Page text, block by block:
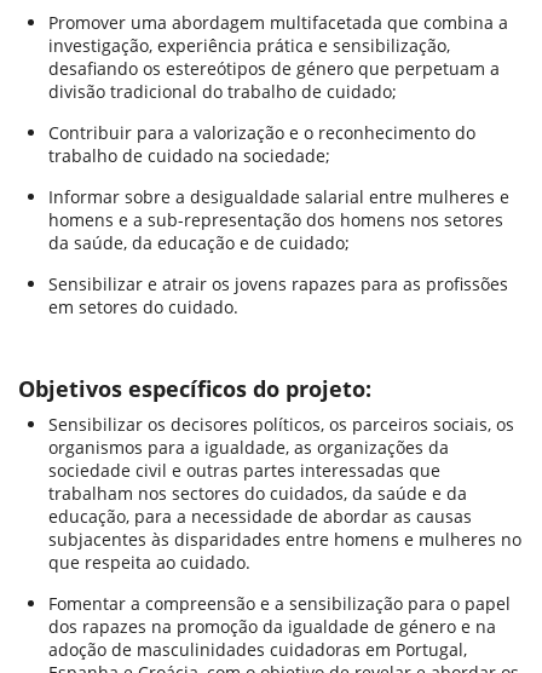
Promover uma abordagem multifacetada que combina a
investigação, experiência prática e sensibilização,
desafiando os estereótipos de género que perpetuam a
divisão tradicional do trabalho de cuidado;
Contribuir para a valorização e o reconhecimento do
trabalho de cuidado na sociedade;
Informar sobre a desigualdade salarial entre mulheres e
homens e a sub-representação dos homens nos setores
da saúde, da educação e de cuidado;
Sensibilizar e atrair os jovens rapazes para as profissões
em setores do cuidado.
Objetivos específicos do projeto:
Sensibilizar os decisores políticos, os parceiros sociais, os
organismos para a igualdade, as organizações da
sociedade civil e outras partes interessadas que
trabalham nos sectores do cuidados, da saúde e da
educação, para a necessidade de abordar as causas
subjacentes às disparidades entre homens e mulheres no
que respeita ao cuidado.
Fomentar a compreensão e a sensibilização para o papel
dos rapazes na promoção da igualdade de género e na
adoção de masculinidades cuidadoras em Portugal,